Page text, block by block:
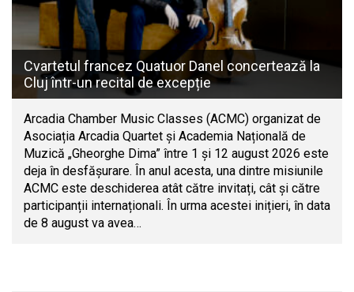
Cvartetul francez Quatuor Danel concertează la
Cluj într-un recital de excepție
Arcadia Chamber Music Classes (ACMC) organizat de
Asociația Arcadia Quartet și Academia Națională de
Muzică „Gheorghe Dima” între 1 și 12 august 2026 este
deja în desfășurare. În anul acesta, una dintre misiunile
ACMC este deschiderea atât către invitați, cât și către
participanții internaționali. În urma acestei inițieri, în data
de 8 august va avea…